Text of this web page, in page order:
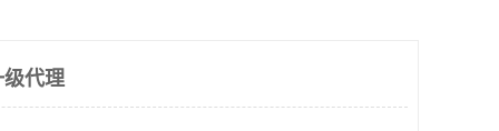
级代理